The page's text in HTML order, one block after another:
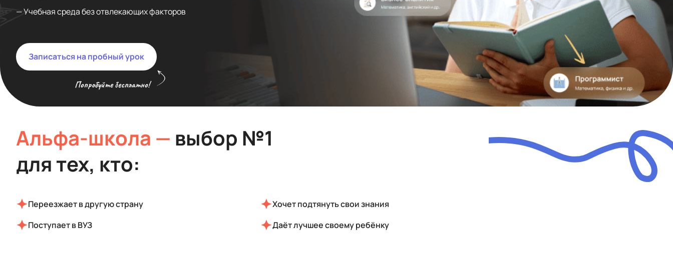
— Учебная среда без отвлекающих факторов
Попробуйте бесплатно!
Записаться на пробный урок
Альфа-школа — выбор №1
для тех, кто:
Переезжает в другую страну
Хочет подтянуть свои знания
Поступает в ВУЗ
Даёт лучшее своему ребёнку